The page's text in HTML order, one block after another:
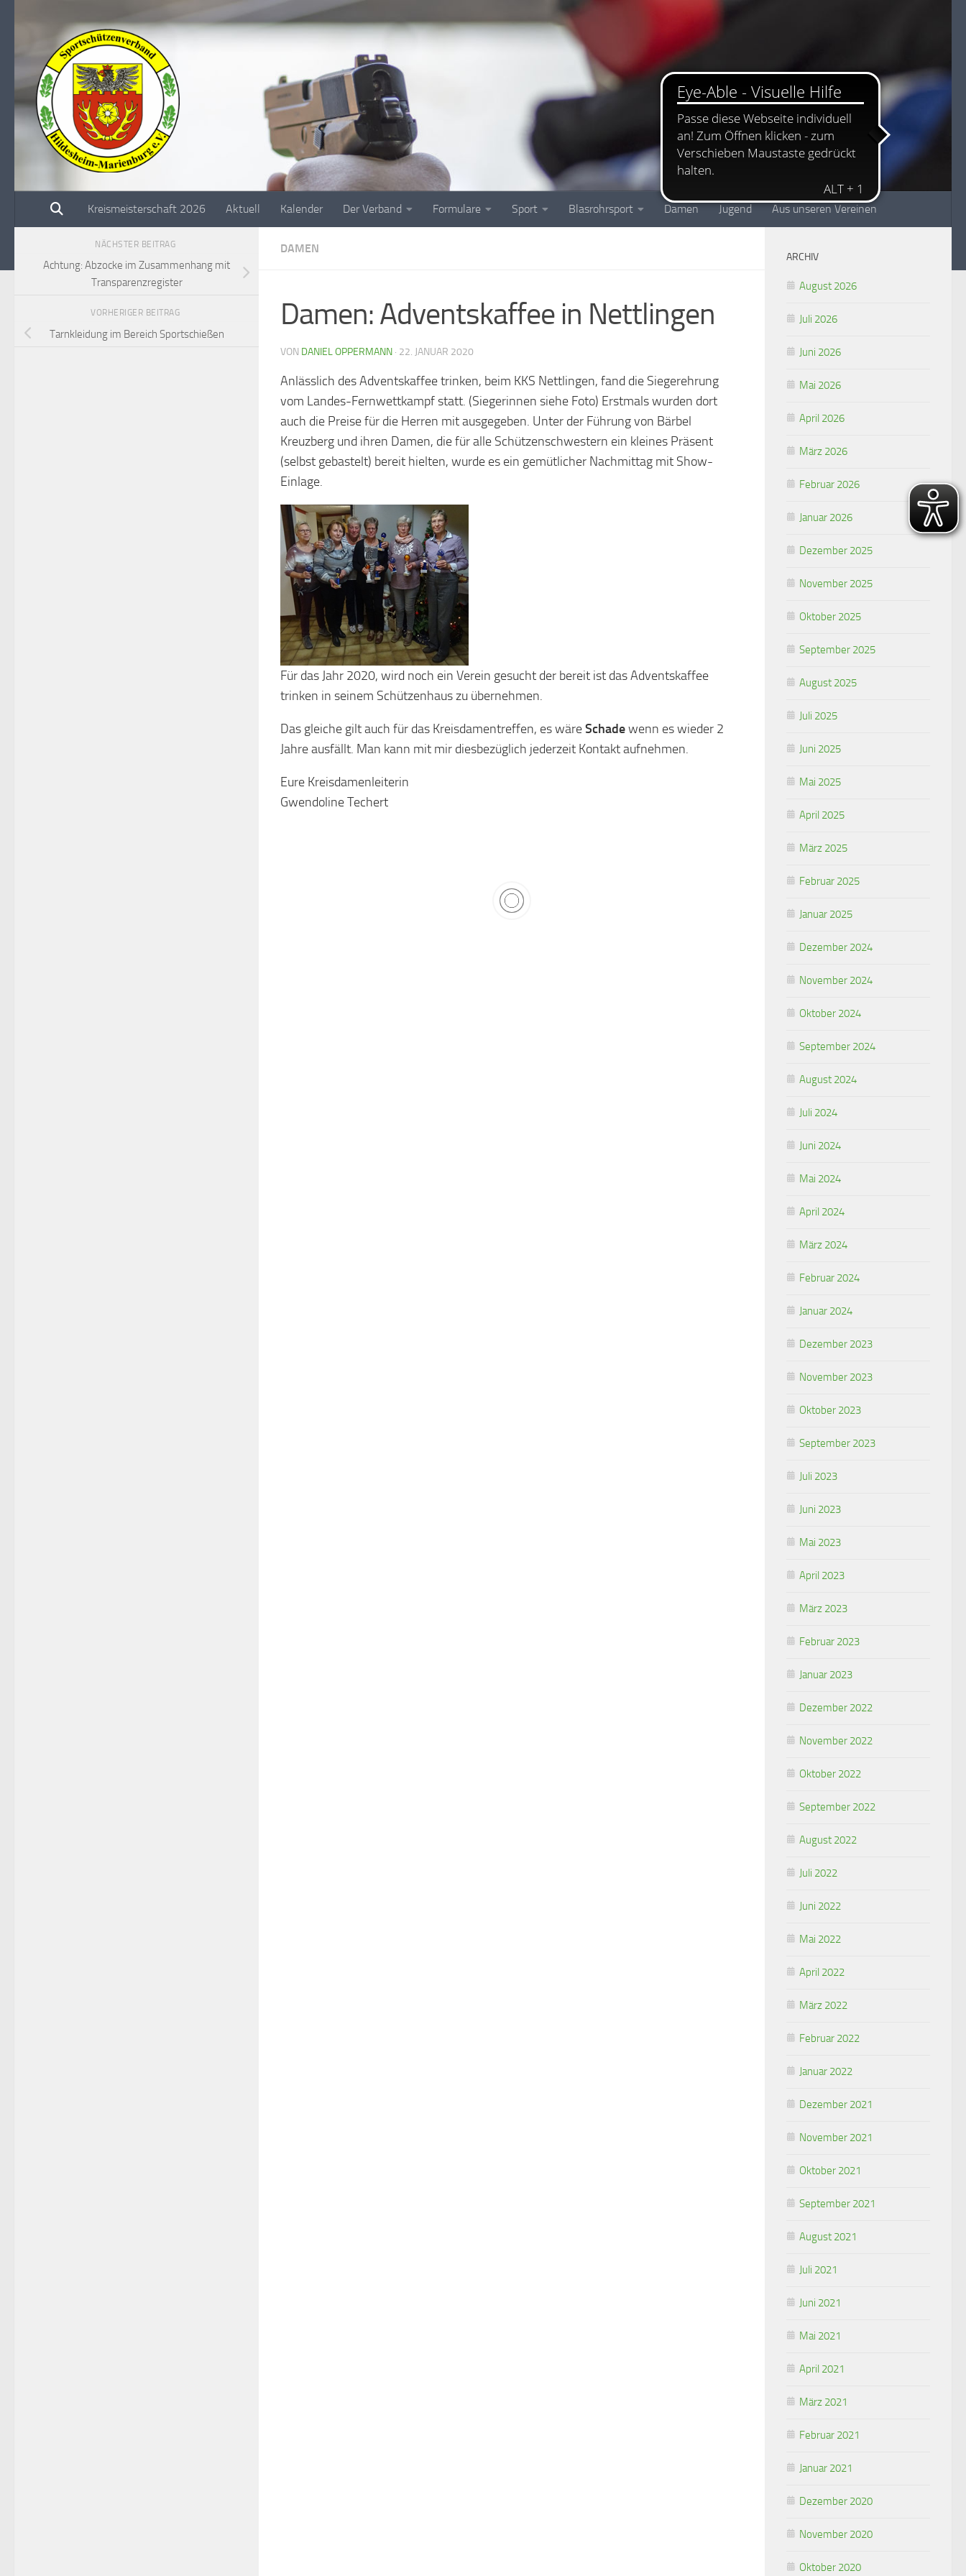
Unter dem Inhalt
Kreismeisterschaft 2026 Aktuell Kalender Der Verband Formulare Sport Blasrohrsport Damen Jugend Aus unseren Vereinen
DAMEN
Damen: Adventskaffee in Nettlingen
VON DANIEL OPPERMANN · 22. JANUAR 2020
Anlässlich des Adventskaffee trinken, beim KKS Nettlingen, fand die Siegerehrung
vom Landes-Fernwettkampf statt. (Siegerinnen siehe Foto) Erstmals wurden dort
auch die Preise für die Herren mit ausgegeben. Unter der Führung von Bärbel
Kreuzberg und ihren Damen, die für alle Schützenschwestern ein kleines Präsent
(selbst gebastelt) bereit hielten, wurde es ein gemütlicher Nachmittag mit Show-
Einlage.
Für das Jahr 2020, wird noch ein Verein gesucht der bereit ist das Adventskaffee
trinken in seinem Schützenhaus zu übernehmen.
Das gleiche gilt auch für das Kreisdamentreffen, es wäreSchadewenn es wieder 2
Jahre ausfällt. Man kann mit mir diesbezüglich jederzeit Kontakt aufnehmen.
Eure Kreisdamenleiterin
Gwendoline Techert
NÄCHSTER BEITRAG
Achtung: Abzocke im Zusammenhang mit
Transparenzregister
VORHERIGER BEITRAG
Tarnkleidung im Bereich Sportschießen
ARCHIV
August 2026
Juli 2026
Juni 2026
Mai 2026
April 2026
März 2026
Februar 2026
Januar 2026
Dezember 2025
November 2025
Oktober 2025
September 2025
August 2025
Juli 2025
Juni 2025
Mai 2025
April 2025
März 2025
Februar 2025
Januar 2025
Dezember 2024
November 2024
Oktober 2024
September 2024
August 2024
Juli 2024
Juni 2024
Mai 2024
April 2024
März 2024
Februar 2024
Januar 2024
Dezember 2023
November 2023
Oktober 2023
September 2023
Juli 2023
Juni 2023
Mai 2023
April 2023
März 2023
Februar 2023
Januar 2023
Dezember 2022
November 2022
Oktober 2022
September 2022
August 2022
Juli 2022
Juni 2022
Mai 2022
April 2022
März 2022
Februar 2022
Januar 2022
Dezember 2021
November 2021
Oktober 2021
September 2021
August 2021
Juli 2021
Juni 2021
Mai 2021
April 2021
März 2021
Februar 2021
Januar 2021
Dezember 2020
November 2020
Oktober 2020